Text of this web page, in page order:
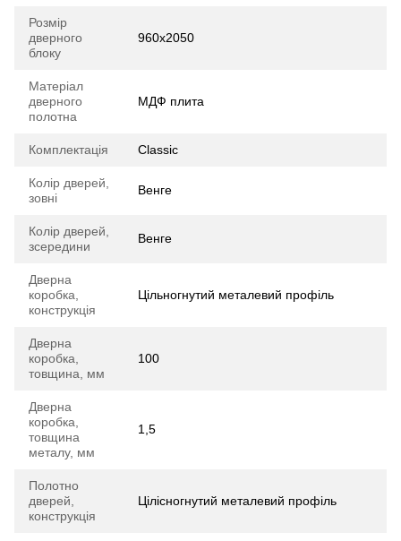
Розмір
дверного
блоку
960х2050
Матеріал
дверного
полотна
МДФ плита
Комплектація Classic
Колір дверей,
зовні
Венге
Колір дверей,
зсередини
Венге
Дверна
коробка,
конструкція
Цільногнутий металевий профіль
Дверна
коробка,
товщина, мм
100
Дверна
коробка,
товщина
металу, мм
1,5
Полотно
дверей,
конструкція
Цілісногнутий металевий профіль